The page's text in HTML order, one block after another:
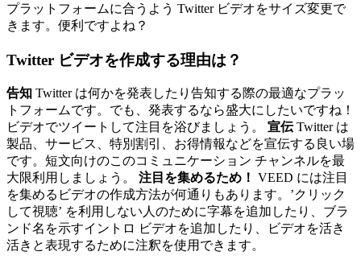
プラットフォームに合うよう Twitter ビデオをサイズ変更で
きます。便利ですよね？
Twitter ビデオを作成する理由は？
告知 Twitter は何かを発表したり告知する際の最適なプラッ
トフォームです。でも、発表するなら盛大にしたいですね！
ビデオでツイートして注目を浴びましょう。 宣伝Twitter は
製品、サービス、特別割引、お得情報などを宣伝する良い場
です。短文向けのこのコミュニケーション チャンネルを最
大限利用しましょう。 注目を集めるため！ VEED には注目
を集めるビデオの作成方法が何通りもあります。’クリック
して視聴’ を利用しない人のために字幕を追加したり、ブラ
ンド名を示すイントロ ビデオを追加したり、ビデオを活き
活きと表現するために注釈を使用できます。